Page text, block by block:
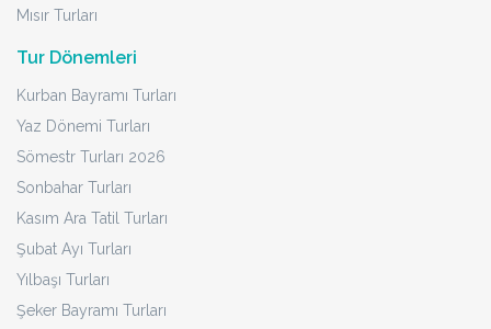
Mısır Turları
Tur Dönemleri
Kurban Bayramı Turları
Yaz Dönemi Turları
Sömestr Turları 2026
Sonbahar Turları
Kasım Ara Tatil Turları
Şubat Ayı Turları
Yılbaşı Turları
Şeker Bayramı Turları